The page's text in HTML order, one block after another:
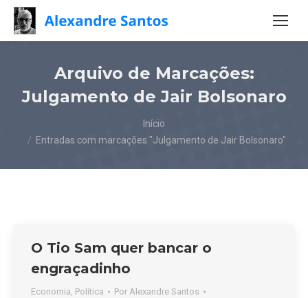
Arquivo de Marcações:
Julgamento de Jair Bolsonaro
Início
Entradas com marcações "Julgamento de Jair Bolsonaro"
O Tio Sam quer bancar o
engraçadinho
Economia, Política Por Alexandre Santos